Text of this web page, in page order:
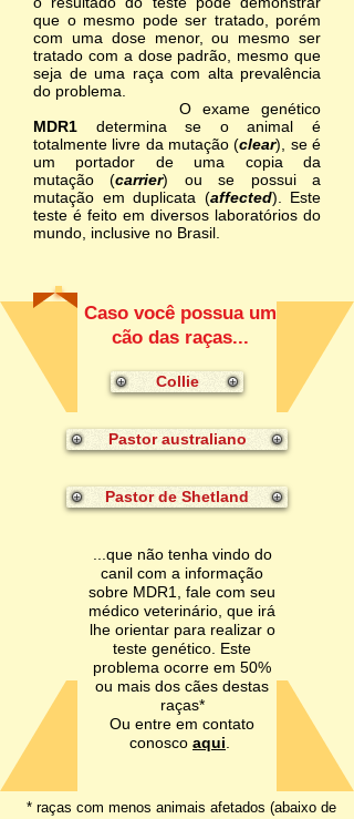
que o mesmo pode ser tratado, porém
com uma dose menor, ou mesmo ser
tratado com a dose padrão, mesmo que
seja de uma raça com alta prevalência
do problema.
O exame genético
MDR1 determina se o animal é
totalmente livre da mutação (clear), se é
um portador de uma copia da
mutação (carrier) ou se possui a
mutação em duplicata (affected). Este
teste é feito em diversos laboratórios do
mundo, inclusive no Brasil.
Caso você possua um
cão das raças...
Collie
Pastor australiano
Pastor de Shetland
...que não tenha vindo do
canil com a informação
sobre MDR1, fale com seu
médico veterinário, que irá
lhe orientar para realizar o
teste genético. Este
problema ocorre em 50%
ou mais dos cães destas
raças*
Ou entre em contato
conosco aqui
* raças com menos animais afetados (abaixo de